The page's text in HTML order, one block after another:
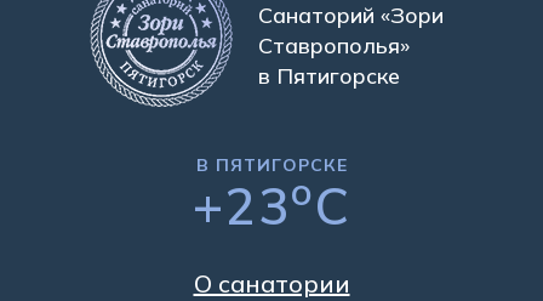
Санаторий «Зори
Ставрополья»
в Пятигорске
В ПЯТИГОРСКЕ
+23oC
О санатории